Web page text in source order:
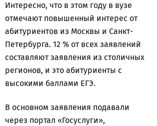
Интересно, что в этом году в вузе
отмечают повышенный интерес от
абитуриентов из Москвы и Санкт-
Петербурга. 12 % от всех заявлений
составляют заявления из столичных
регионов, и это абитуриенты с
высокими баллами ЕГЭ.
В основном заявления подавали
через портал «Госуслуги»,